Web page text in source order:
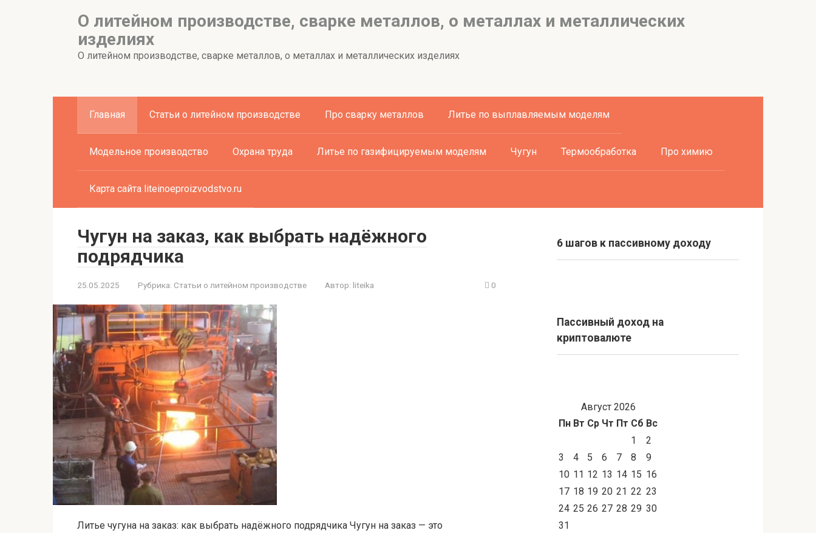
О литейном производстве, сварке металлов, о металлах и металлических
изделиях
О литейном производстве, сварке металлов, о металлах и металлических изделиях
Главная Статьи о литейном производстве Про сварку металлов Литье по выплавляемым моделям
Модельное производство Охрана труда Литье по газифицируемым моделям Чугун Термообработка Про химию
Карта сайта liteinoeproizvodstvo.ru
Чугун на заказ, как выбрать надёжного
подрядчика
25.05.2025 Рубрика: Статьи о литейном производстве Автор: liteika 0
Литье чугуна на заказ: как выбрать надёжного подрядчика Чугун на заказ — это
6 шагов к пассивному доходу
Пассивный доход на
криптовалюте
Август 2026
Пн Вт Ср Чт Пт Сб Вс
1
2
3
4 5 6 7 8
9
10 11 12 13 14 15 16
17 18 19 20 21 22 23
24 25 26 27 28 29 30
31